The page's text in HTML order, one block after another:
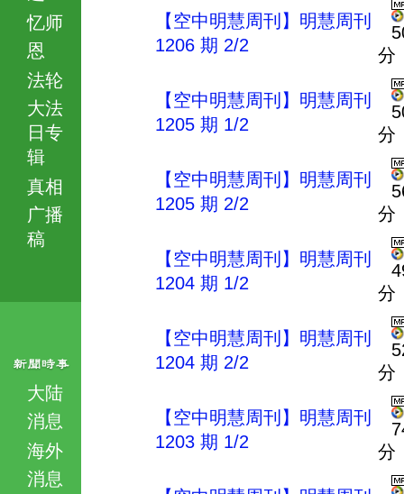
忆师
恩
法轮
大法
日专
辑
真相
广播
稿
大陆
消息
海外
消息
【空中明慧周刊】明慧周刊
1206 期 2/2
分
【空中明慧周刊】明慧周刊
1205 期 1/2
分
【空中明慧周刊】明慧周刊
1205 期 2/2
分
【空中明慧周刊】明慧周刊
1204 期 1/2
分
【空中明慧周刊】明慧周刊
1204 期 2/2
分
【空中明慧周刊】明慧周刊
1203 期 1/2
分